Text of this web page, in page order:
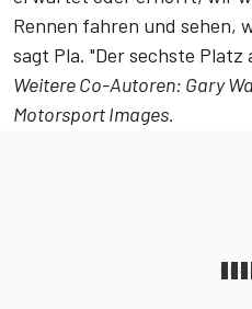
Rennen fahren und sehen,
sagt Pla. "Der sechste Platz
Weitere Co-Autoren: Gary
Motorsport Images.